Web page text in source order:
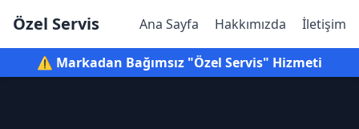
Özel Servis Ana Sayfa Hakkımızda İletişim
⚠️ Markadan Bağımsız "Özel Servis" Hizmeti